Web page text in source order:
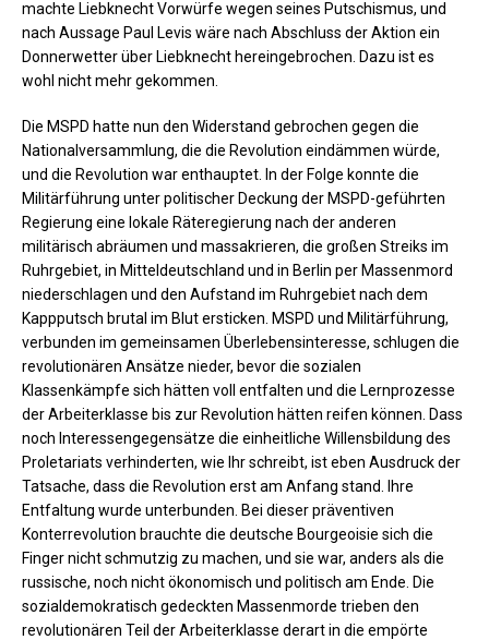
machte Liebknecht Vorwürfe wegen seines Putschismus, und
nach Aussage Paul Levis wäre nach Abschluss der Aktion ein
Donnerwetter über Liebknecht hereingebrochen. Dazu ist es
wohl nicht mehr gekommen.
Die MSPD hatte nun den Widerstand gebrochen gegen die
Nationalversammlung, die die Revolution eindämmen würde,
und die Revolution war enthauptet. In der Folge konnte die
Militärführung unter politischer Deckung der MSPD-geführten
Regierung eine lokale Räteregierung nach der anderen
militärisch abräumen und massakrieren, die großen Streiks im
Ruhrgebiet, in Mitteldeutschland und in Berlin per Massenmord
niederschlagen und den Aufstand im Ruhrgebiet nach dem
Kappputsch brutal im Blut ersticken. MSPD und Militärführung,
verbunden im gemeinsamen Überlebensinteresse, schlugen die
revolutionären Ansätze nieder, bevor die sozialen
Klassenkämpfe sich hätten voll entfalten und die Lernprozesse
der Arbeiterklasse bis zur Revolution hätten reifen können. Dass
noch Interessengegensätze die einheitliche Willensbildung des
Proletariats verhinderten, wie Ihr schreibt, ist eben Ausdruck der
Tatsache, dass die Revolution erst am Anfang stand. Ihre
Entfaltung wurde unterbunden. Bei dieser präventiven
Konterrevolution brauchte die deutsche Bourgeoisie sich die
Finger nicht schmutzig zu machen, und sie war, anders als die
russische, noch nicht ökonomisch und politisch am Ende. Die
sozialdemokratisch gedeckten Massenmorde trieben den
revolutionären Teil der Arbeiterklasse derart in die empörte